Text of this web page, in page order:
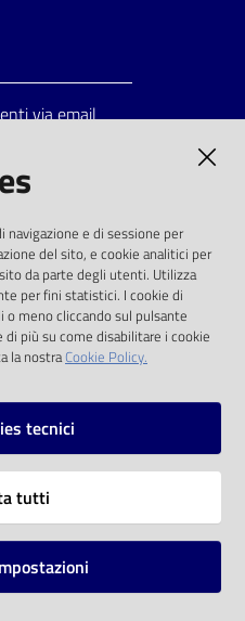
via email
direttiva
d.lgs. 36/2006
e di sessione per
del sito, e cookie analitici per
da parte degli utenti. Utilizza
per fini statistici. I cookie di
meno cliccando sul pulsante
di più su come disabilitare i cookie
la nostraCookie Policy.
tecnici
tutti